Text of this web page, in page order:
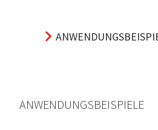
ANWENDUNGSBEISPIELE